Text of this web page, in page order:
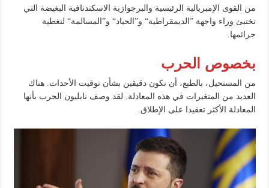
من القوى الإمبريالية الرئيسية والبرجوازية الاسكندنافية البغيضة التي
تختبئ وراء واجهة ”الديمقراطية“ و”الحياد“ و”المسالمة“ لتغطية
جرائمها.
بخصوص الحرب
من المستحيل، بالطبع، أن نكون دقيقين بشأن توقيت الأحداث. هناك
العديد من المتغيرات في هذه المعادلة. لقد وصف نابليون الحرب بأنها
المعادلة الأكثر تعقيدا على الإطلاق.